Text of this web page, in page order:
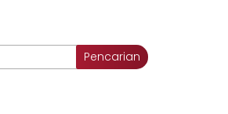
Pencarian